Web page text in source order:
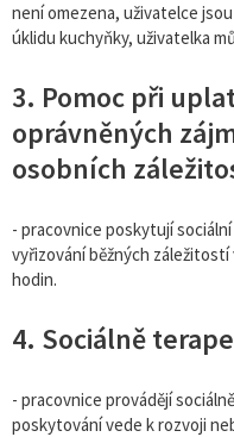
není omezena, uživatelce
úklidu kuchyňky, uživatelka
3. Pomoc při
oprávněných
osobních
- pracovnice poskytují
vyřizování běžných záležitostí
hodin.
4. Sociálně
- pracovnice provádějí
poskytování vede k rozvoji